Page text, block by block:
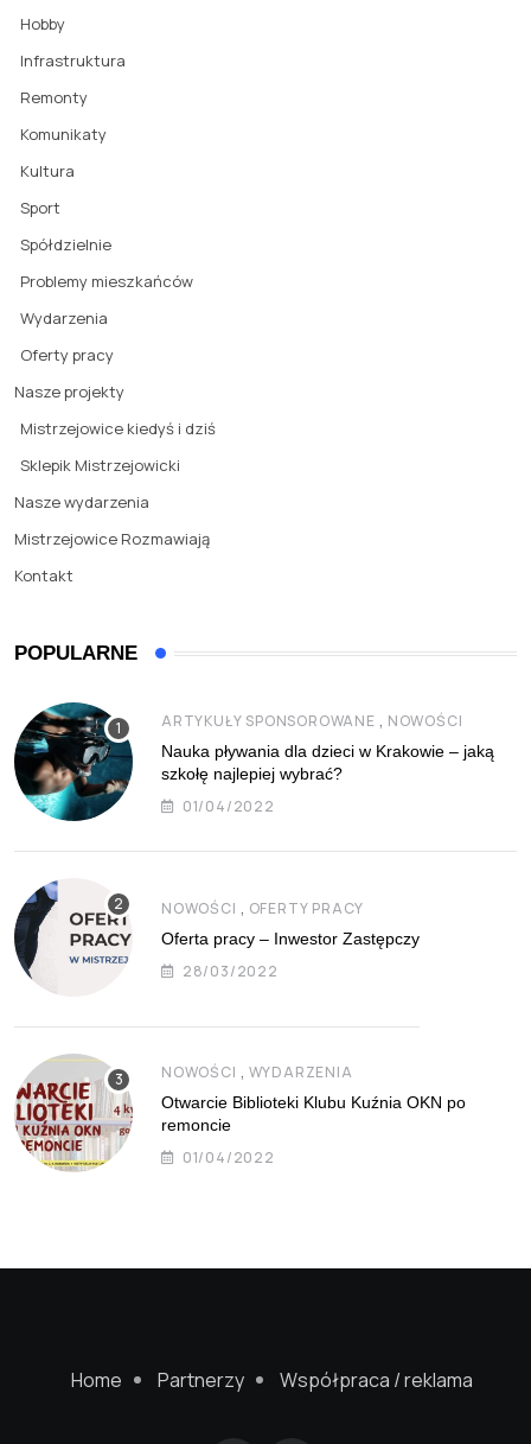
Hobby
Infrastruktura
Remonty
Komunikaty
Kultura
Sport
Spółdzielnie
Problemy mieszkańców
Wydarzenia
Oferty pracy
Nasze projekty
Mistrzejowice kiedyś i dziś
Sklepik Mistrzejowicki
Nasze wydarzenia
Mistrzejowice Rozmawiają
Kontakt
POPULARNE
ARTYKUŁY SPONSOROWANE , NOWOŚCI
Nauka pływania dla dzieci w Krakowie – jaką
szkołę najlepiej wybrać?
01/04/2022
NOWOŚCI , OFERTY PRACY
Oferta pracy – Inwestor Zastępczy
28/03/2022
NOWOŚCI , WYDARZENIA
Otwarcie Biblioteki Klubu Kuźnia OKN po
remoncie
01/04/2022
Home Partnerzy Współpraca / reklama